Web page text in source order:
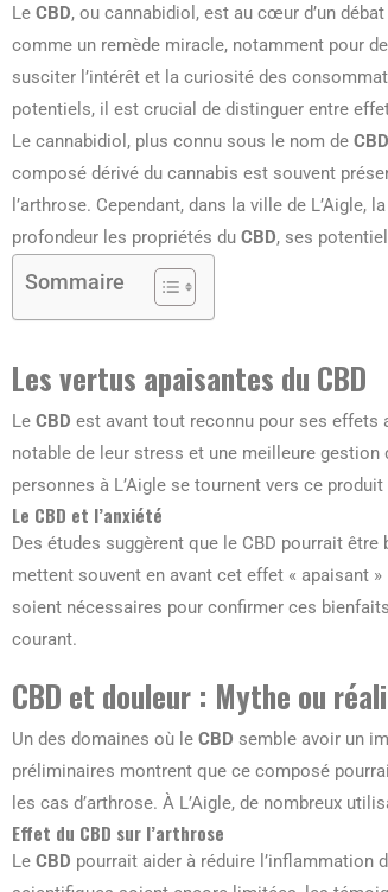
Le CBD, ou cannabidiol, est au cœur d’un
comme un remède miracle, notamment pour
susciter l’intérêt et la curiosité des
potentiels, il est crucial de distinguer entre
Le cannabidiol, plus connu sous le nom de CBD
composé dérivé du cannabis est souvent
l’arthrose. Cependant, dans la ville de
profondeur les propriétés du CBD, ses
Sommaire
Les vertus apaisantes du CBD
Le CBD est avant tout reconnu pour ses effets
notable de leur stress et une meilleure
personnes à L’Aigle se tournent vers ce
Le CBD et l’anxiété
Des études suggèrent que le CBD pourrait
mettent souvent en avant cet effet « apaisant
soient nécessaires pour confirmer ces
courant.
CBD et douleur : Mythe ou
Un des domaines où le CBD semble avoir un
préliminaires montrent que ce composé
les cas d’arthrose. À L’Aigle, de nombreux
Effet du CBD sur l’arthrose
Le CBD pourrait aider à réduire l’inflammation